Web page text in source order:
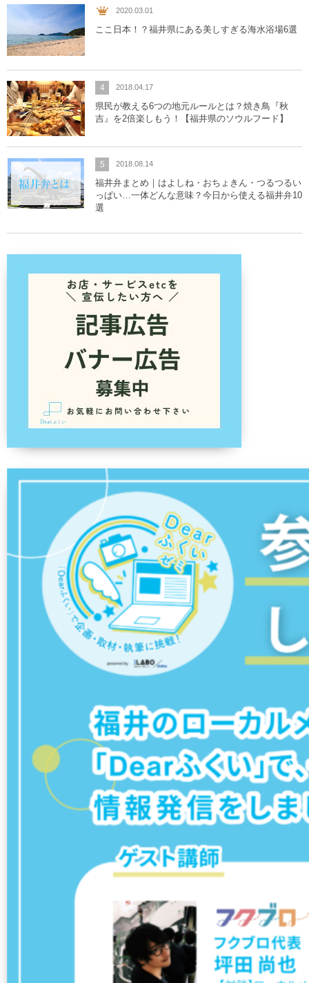
2020.03.01
ここ日本！？福井県にある美しすぎる海水浴場6選
4 2018.04.17
県民が教える6つの地元ルールとは？焼き鳥『秋
吉』を2倍楽しもう！【福井県のソウルフード】
5 2018.08.14
福井弁まとめ｜はよしね・おちょきん・つるつるい
っぱい…一体どんな意味？今日から使える福井弁10
選